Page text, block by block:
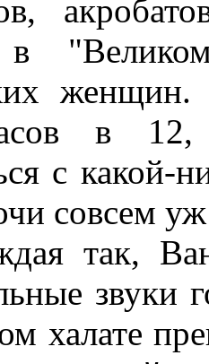
в
в 12,
с какой-
совсем
так,
звуки
халате